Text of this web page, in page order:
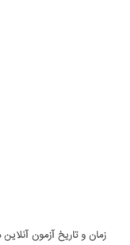
زمان و تاریخ آزمون آنلاین